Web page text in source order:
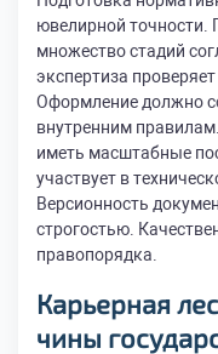
ювелирной точности.
множество стадий
экспертиза
Оформление должно
внутренним
иметь масштабные
участвует в
Версионность
строгостью.
правопорядка.
Карьерная
чины